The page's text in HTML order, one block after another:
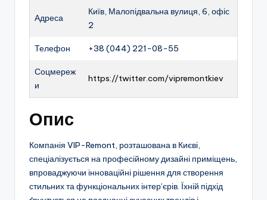
Адреса
Київ, Малопідвальна вулиця, 6, офіс
2
Телефон +38 (044) 221-08-55
Соцмереж
и
https://twitter.com/vipremontkiev
Опис
Компанія VIP-Remont, розташована в Києві,
спеціалізується на професійному дизайні приміщень,
впроваджуючи інноваційні рішення для створення
стильних та функціональних інтер’єрів. Їхній підхід